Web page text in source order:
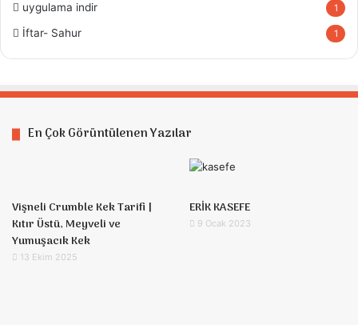
uygulama indir 1
İftar- Sahur 1
En Çok Görüntülenen Yazılar
Vişneli Crumble Kek Tarifi |
Kıtır Üstü, Meyveli ve
Yumuşacık Kek
13 Ekim 2025
ERİK KASEFE
9 Ocak 2023